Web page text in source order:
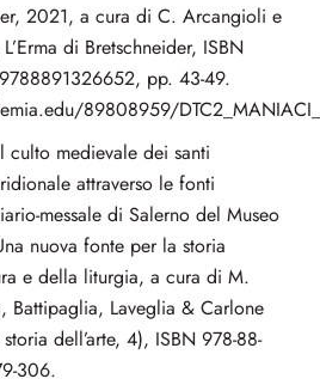
2021, a cura di C. Arcangioli e
di Bretschneider, ISBN
pp. 43-49.
89808959/
medievale dei santi
attraverso le fonti
messale di Salerno del Museo
nuova fonte per la storia
e della liturgia, a cura di M.
Battipaglia, Laveglia & Carlone
dell’arte, 4), ISBN 978-88-
306.